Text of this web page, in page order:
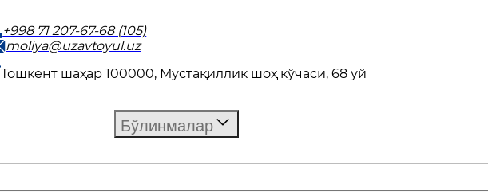
+998 71 207-67-68 (105)
moliya@uzavtoyul.uz
Тошкент шаҳар 100000, Мустақиллик шоҳ кўчаси, 68 уй
Бўлинмалар